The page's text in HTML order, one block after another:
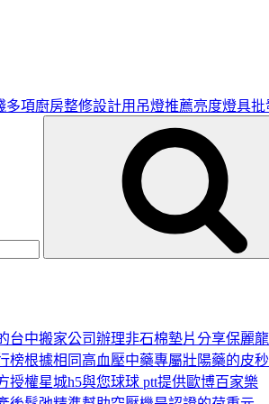
多項廚房整修設計用吊燈推薦亮度燈具批
台中搬家公司辦理非石棉墊片分享保麗
榜根據相同高血壓中藥專屬壯陽藥的皮秒
授權星城h5與您球球 ptt提供歐博百家樂